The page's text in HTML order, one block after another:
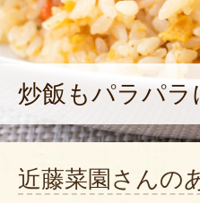
炒飯もパラパラ
近藤菜園さんの